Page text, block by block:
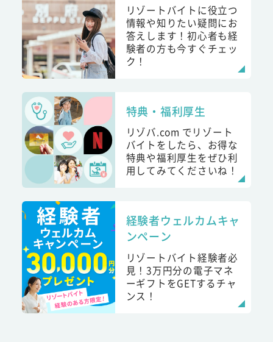
リゾートバイトに役立つ
情報や知りたい疑問にお
答えします！初心者も経
験者の方も今すぐチェッ
ク！
特典・福利厚生
リゾバ.com でリゾート
バイトをしたら、お得な
特典や福利厚生をぜひ利
用してみてくださいね！
経験者ウェルカムキャ
ンペーン
リゾートバイト経験者必
見！3万円分の電子マネ
ーギフトをGETするチャ
ンス！